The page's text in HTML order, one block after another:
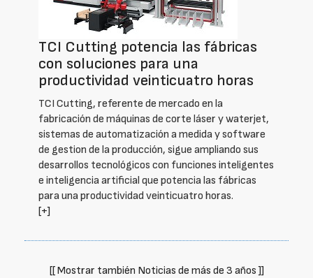
TCI Cutting potencia las fábricas
con soluciones para una
productividad veinticuatro horas
TCI Cutting, referente de mercado en la
fabricación de máquinas de corte láser y waterjet,
sistemas de automatización a medida y software
de gestion de la producción, sigue ampliando sus
desarrollos tecnológicos con funciones inteligentes
e inteligencia artificial que potencia las fábricas
para una productividad veinticuatro horas.
[+]
[[ Mostrar también Noticias de más de 3 años ]]